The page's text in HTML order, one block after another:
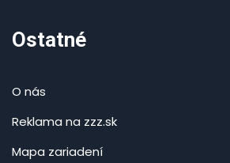
Ostatné
O nás
Reklama na zzz.sk
Mapa zariadení